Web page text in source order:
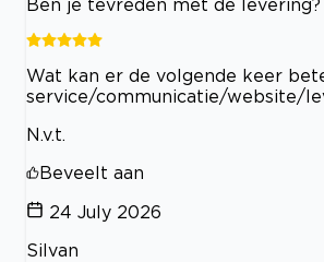
Ben je tevreden met de levering?
Wat kan er de volgende keer
service/communicatie/website/
N.v.t.
Beveelt aan
24 July 2026
Silvan